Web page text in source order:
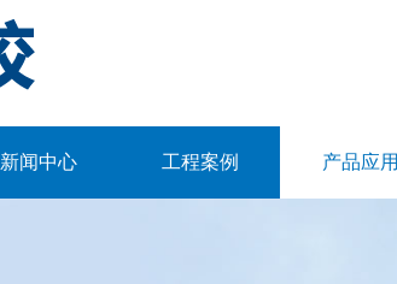
新闻中心 工程案例 产品应用